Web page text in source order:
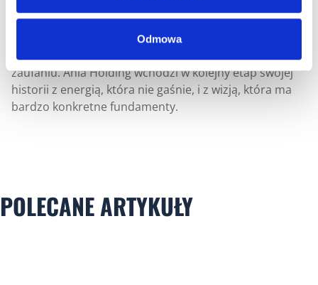
Odmowa
zobowiązanie. Do dalszego rozwoju, do
odpowiedzialnych decyzji i do budowania relacji
opartych na doświadczeniu, wiedzy i wzajemnym
zaufaniu. Ania Holding wchodzi w kolejny etap swojej
historii z energią, która nie gaśnie, i z wizją, która ma
bardzo konkretne fundamenty.
POLECANE ARTYKUŁY